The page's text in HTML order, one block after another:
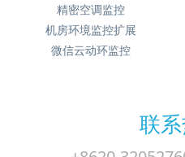
精密空调监控
机房环境监控扩展
微信云动环监控
联